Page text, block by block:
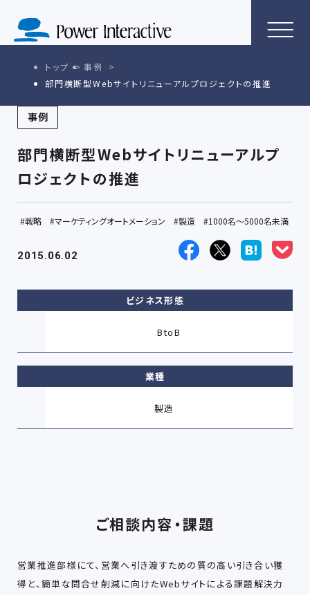
トップ
事例
部門横断型Webサイトリニューアルプロジェクトの推進
事例
部門横断型Webサイトリニューアルプ
ロジェクトの推進
戦略 マーケティングオートメーション 製造 1000名～5000名未満
2015.06.02
ビジネス形態
BtoB
業種
製造
ご相談内容・課題
営業推進部様にて、営業へ引き渡すための質の高い引き合い獲
得と、簡単な問合せ削減に向けたWebサイトによる課題解決力